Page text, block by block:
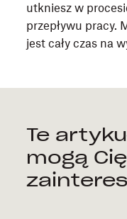
utkniesz w
przepływu pracy.
jest cały czas na
Te
mogą Cię